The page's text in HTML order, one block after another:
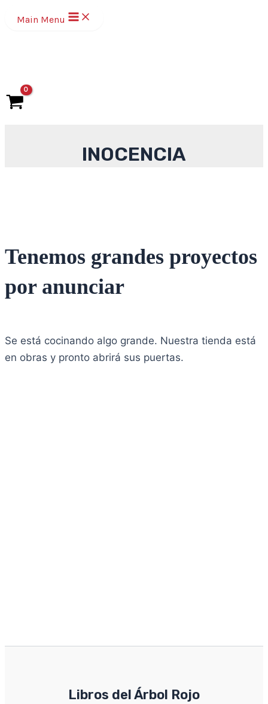
Main Menu
INOCENCIA
Tenemos grandes proyectos
por anunciar
Se está cocinando algo grande. Nuestra tienda está
en obras y pronto abrirá sus puertas.
Libros del Árbol Rojo